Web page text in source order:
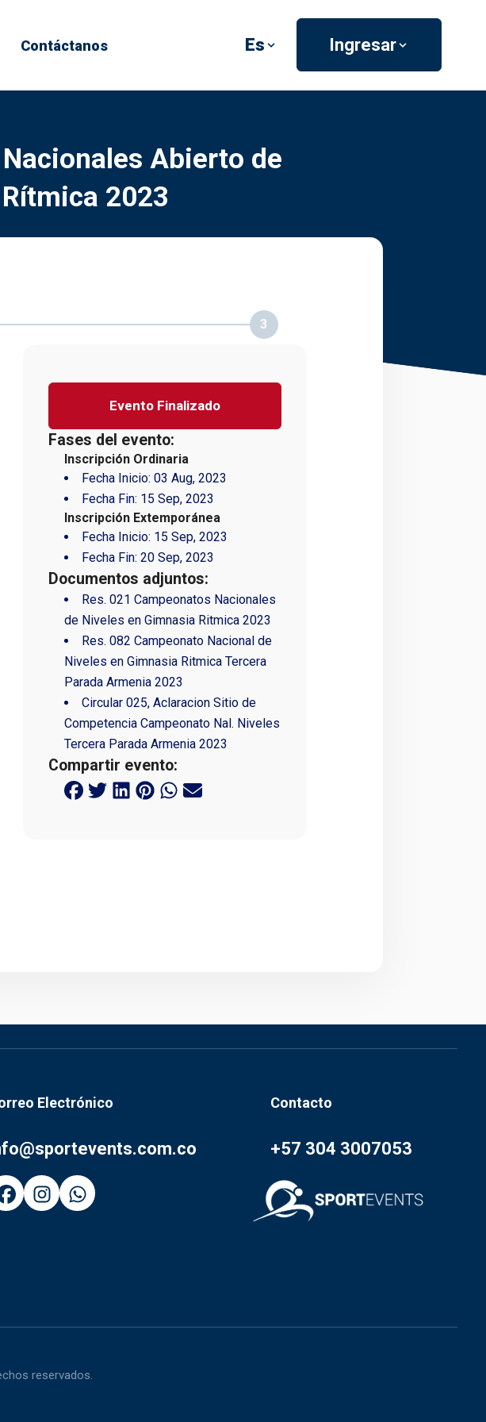
Contáctanos Es Ingresar
Abierto de
2023
3
Evento Finalizado
Fases del evento:
Inscripción Ordinaria
Fecha Inicio:03 Aug, 2023
Fecha Fin: 15 Sep, 2023
Inscripción Extemporánea
Fecha Inicio: 15 Sep, 2023
Fecha Fin:20 Sep, 2023
Documentos adjuntos:
Res. 021 Campeonatos Nacionales
de Niveles en Gimnasia Ritmica 2023
Res. 082 Campeonato Nacional de
Niveles en Gimnasia Ritmica Tercera
Parada Armenia 2023
Circular 025, Aclaracion Sitio de
Competencia Campeonato Nal. Niveles
Tercera Parada Armenia 2023
Compartir evento:
Electrónico Contacto
+57 304 3007053
reservados.